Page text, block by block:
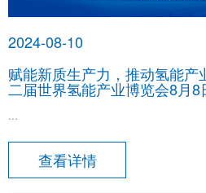
2024-08-10
赋能新质生产力，推动氢能
二届世界氢能产业博览会8月
...
查看详情